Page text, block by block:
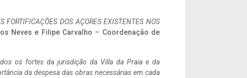
FORTIFICAÇÕES DOS AÇORES EXISTENTES NOS
Neves e Filipe Carvalho – Coordenação de
os fortes da jurisdição da Villa da Praia e da
da despesa das obras necessárias em cada